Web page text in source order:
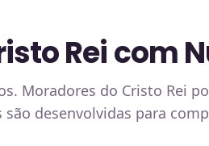
Rei com
Moradores do Cristo Rei
desenvolvidas para